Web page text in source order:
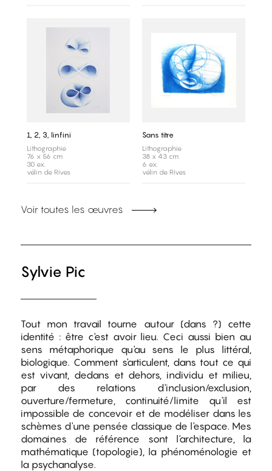
1, 2, 3, linfini
Lithographie
76 x 56 cm
30 ex.
vélin de Rives
Sans titre
Lithographie
38 x 43 cm
6 ex.
vélin de Rives
Voir toutes les œuvres
Sylvie Pic
Tout mon travail tourne autour (dans ?) cette
identité : être c'est avoir lieu. Ceci aussi bien au
sens métaphorique qu'au sens le plus littéral,
biologique. Comment s'articulent, dans tout ce qui
est vivant, dedans et dehors, individu et milieu,
par des relations d'inclusion/exclusion,
ouverture/fermeture, continuité/limite qu'il est
impossible de concevoir et de modéliser dans les
schèmes d'une pensée classique de l'espace. Mes
domaines de référence sont l'architecture, la
mathématique (topologie), la phénoménologie et
la psychanalyse.